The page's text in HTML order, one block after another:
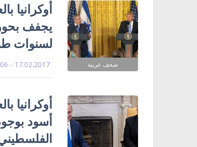
صحف عربية
أوكرانيا
يجفف
لسنوات
17.02.2017 - 16:06
أوكرانيا
أسود